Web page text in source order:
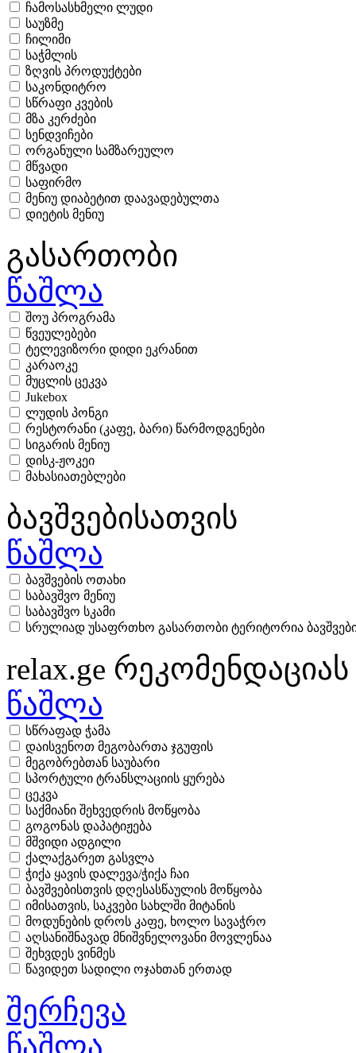
ჩამოსასხმელი ლუდი
საუზმე
ჩილიმი
საჭმლის
ზღვის პროდუქტები
საკონდიტრო
სწრაფი კვების
მზა კერძები
სენდვიჩები
ორგანული სამზარეულო
მწვადი
საფირმო
მენიუ დიაბეტით დაავადებულთა
დიეტის მენიუ
გასართობი
წაშლა
შოუ პროგრამა
წვეულებები
ტელევიზორი დიდი ეკრანით
კარაოკე
მუცლის ცეკვა
Jukebox
ლუდის პონგი
რესტორანი (კაფე, ბარი) წარმოდგენები
სიგარის მენიუ
დისკ-ჟოკეი
მახასიათებლები
ბავშვებისათვის
წაშლა
ბავშვების ოთახი
საბავშვო მენიუ
საბავშვო სკამი
სრულიად უსაფრთხო გასართობი ტერიტორია
relax.ge რეკომენდაციას
წაშლა
სწრაფად ჭამა
დაისვენოთ მეგობართა ჯგუფის
მეგობრებთან საუბარი
სპორტული ტრანსლაციის ყურება
ცეკვა
საქმიანი შეხვედრის მოწყობა
გოგონას დაპატიჟება
მშვიდი ადგილი
ქალაქგარეთ გასვლა
ჭიქა ყავის დალევა/ჭიქა ჩაი
ბავშვებისთვის დღესასწაულის მოწყობა
იმისათვის, საკვები სახლში მიტანის
მოდუნების დროს კაფე, ხოლო სავაჭრო
აღსანიშნავად მნიშვნელოვანი მოვლენაა
შეხვდეს ვინმეს
წავიდეთ სადილი ოჯახთან ერთად
შერჩევა